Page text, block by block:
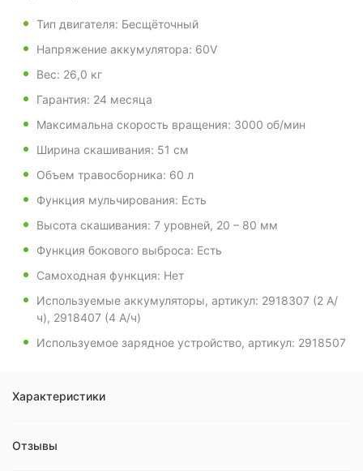
Тип двигателя: Бесщёточный
Напряжение аккумулятора: 60V
Вес: 26,0 кг
Гарантия: 24 месяца
Максимальна скорость вращения: 3000 об/мин
Ширина скашивания: 51 см
Объем травосборника: 60 л
Функция мульчирования: Есть
Высота скашивания: 7 уровней, 20 – 80 мм
Функция бокового выброса: Есть
Самоходная функция: Нет
Используемые аккумуляторы, артикул: 2918307 (2 А/
ч), 2918407 (4 А/ч)
Используемое зарядное устройство, артикул: 2918507
Характеристики
Отзывы